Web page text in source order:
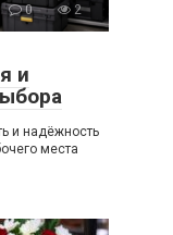
0 2
и
и надёжность
места